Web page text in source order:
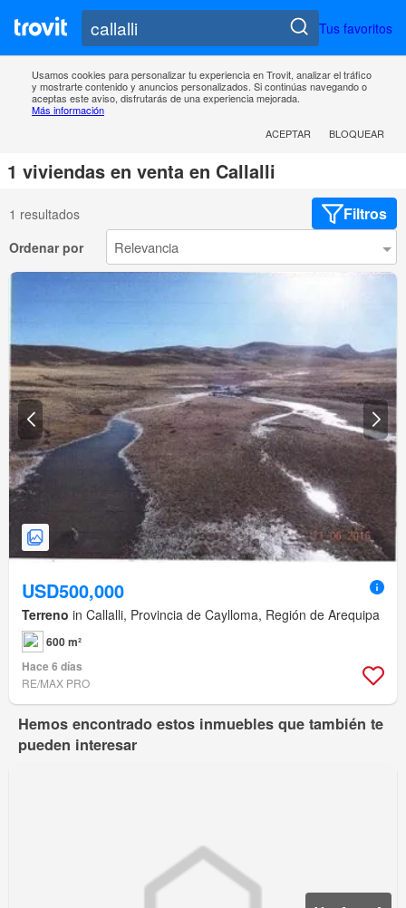
Tus favoritos
Usamos cookies para personalizar tu experiencia en Trovit, analizar el tráfico
y mostrarte contenido y anuncios personalizados. Si continúas navegando o
aceptas este aviso, disfrutarás de una experiencia mejorada.
Más información
ACEPTAR
BLOQUEAR
1 viviendas en venta en Callalli
1 resultados Filtros
Ordenar por
USD500,000
Terreno in Callalli, Provincia de Caylloma, Región de Arequipa
600 m²
Hace 6 días
RE/MAX PRO
Hemos encontrado estos inmuebles que también te
pueden interesar